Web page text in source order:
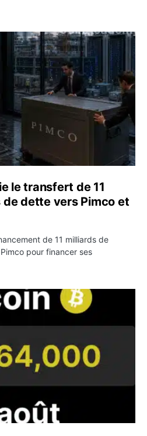
de 11 milliards de
le transfert de 11
dette vers Pimco et
de 11 milliards de
pour financer ses
dollars pendant que les